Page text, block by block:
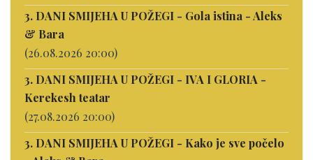
3. DANI SMIJEHA U POŽEGI - Gola istina - Aleks
& Bara
(26.08.2026 20:00)
3. DANI SMIJEHA U POŽEGI - IVA I GLORIA -
Kerekesh teatar
(27.08.2026 20:00)
3. DANI SMIJEHA U POŽEGI - Kako je sve počelo